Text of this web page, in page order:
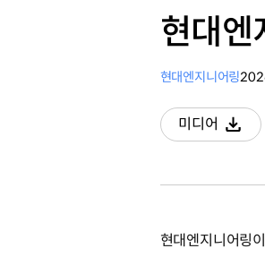
현대엔
현대엔지니어링
미디어
다운로드
현대엔지니어링